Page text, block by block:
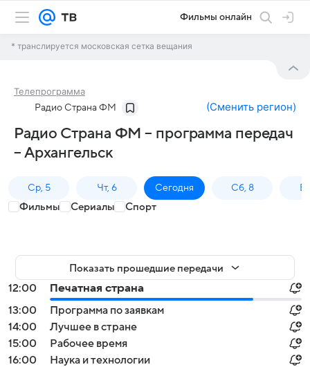
Фильмы онлайн
* транслируется московская сетка вещания
Телепрограмма
Радио Страна ФМ (Сменить регион)
Радио Страна ФМ – программа передач
– Архангельск
Ср, 5 Чт, 6 Сегодня Сб, 8
Фильмы Сериалы Спорт
Показать прошедшие передачи
12:00
Печатная страна
13:00
Программа по заявкам
14:00
Лучшее в стране
15:00
Рабочее время
16:00
Наука и технологии